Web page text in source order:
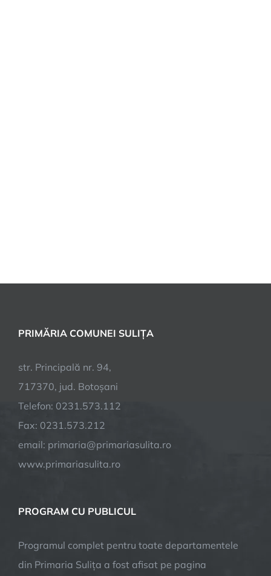
PRIMĂRIA COMUNEI SULIȚA
str. Principală nr. 94,
717370, jud. Botoșani
Telefon: 0231.573.112
Fax: 0231.573.212
email: primaria@primariasulita.ro
www.primariasulita.ro
PROGRAM CU PUBLICUL
Programul complet pentru toate departamentele
din Primaria Sulița a fost afisat pe pagina